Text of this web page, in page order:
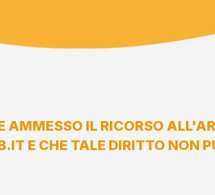
IL RICORSO
E CHE TALE DIRITTO NON